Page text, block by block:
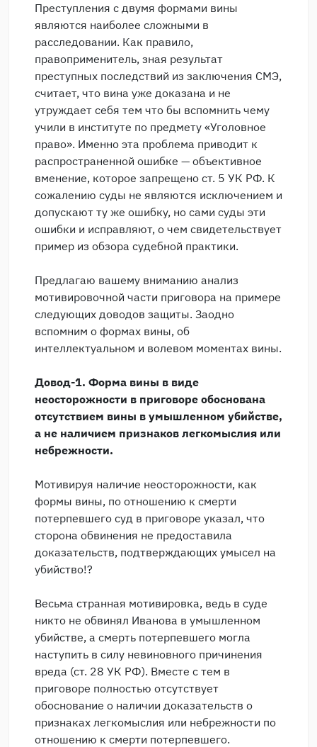
Преступления с двумя формами вины
являются наиболее сложными в
расследовании. Как правило,
правоприменитель, зная результат
преступных последствий из заключения СМЭ,
считает, что вина уже доказана и не
утруждает себя тем что бы вспомнить чему
учили в институте по предмету «Уголовное
право». Именно эта проблема приводит к
распространенной ошибке — объективное
вменение, которое запрещено ст. 5 УК РФ. К
сожалению суды не являются исключением и
допускают ту же ошибку, но сами суды эти
ошибки и исправляют, о чем свидетельствует
пример из обзора судебной практики.
Предлагаю вашему вниманию анализ
мотивировочной части приговора на примере
следующих доводов защиты. Заодно
вспомним о формах вины, об
интеллектуальном и волевом моментах вины.
Довод-1. Форма вины в виде
неосторожности в приговоре обоснована
отсутствием вины в умышленном убийстве,
а не наличием признаков легкомыслия или
небрежности.
Мотивируя наличие неосторожности, как
формы вины, по отношению к смерти
потерпевшего суд в приговоре указал, что
сторона обвинения не предоставила
доказательств, подтверждающих умысел на
убийство!?
Весьма странная мотивировка, ведь в суде
никто не обвинял Иванова в умышленном
убийстве, а смерть потерпевшего могла
наступить в силу невиновного причинения
вреда (ст. 28 УК РФ). Вместе с тем в
приговоре полностью отсутствует
обоснование о наличии доказательств о
признаках легкомыслия или небрежности по
отношению к смерти потерпевшего.